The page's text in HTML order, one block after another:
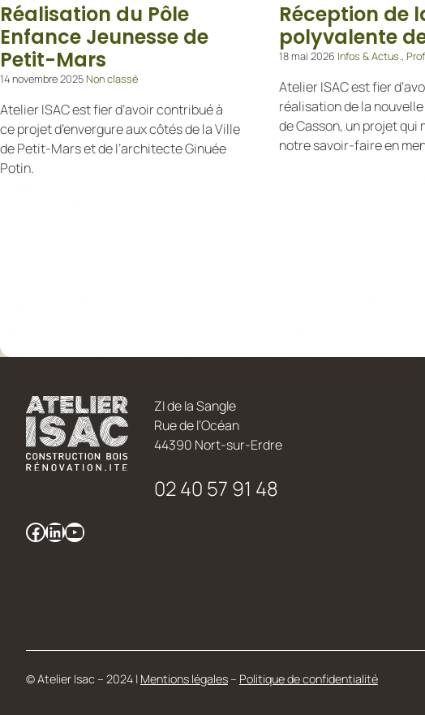
Réalisation du Pôle
Enfance Jeunesse de
Petit-Mars
14 novembre 2025Non classé
Atelier ISAC est fier d’avoir contribué à
ce projet d’envergure aux côtés de la Ville
de Petit-Mars et de l’architecte ‌Ginuée
Potin.
Réception de
polyvalente
18 mai 2026 Infos & Actus.,
Atelier ISAC est fier
réalisation de la
de Casson, un projet qui
notre savoir-faire en
ZI de la Sangle
Rue de l’Océan
44390 Nort-sur-Erdre
02 40 57 91 48
Facebook
LinkedIn
YouTube
© Atelier Isac – 2024 | Mentions légales – Politique de confidentialité